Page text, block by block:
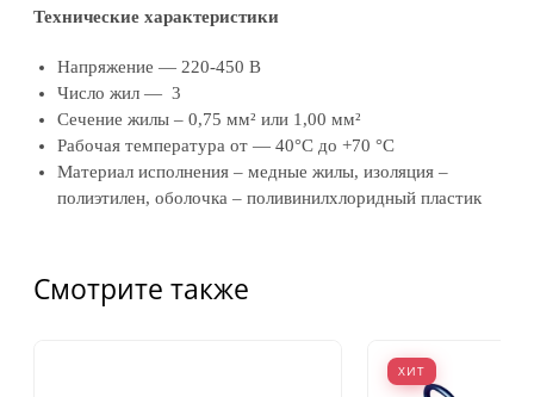
Технические характеристики
Напряжение — 220-450 В
Число жил — 3
Сечение жилы – 0,75 мм² или 1,00 мм²
Рабочая температура от — 40°С до +70 °С
Материал исполнения – медные жилы, изоляция –
полиэтилен, оболочка – поливинилхлоридный пластик
Смотрите также
ХИТ